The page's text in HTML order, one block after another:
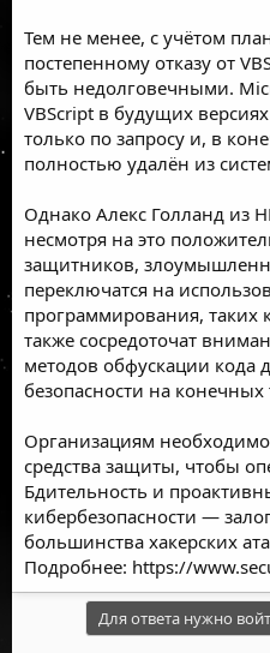
Тем не менее, с учётом
постепенному отказу от
быть недолговечными.
VBScript в будущих
только по запросу и, в
полностью удалён из
Однако Алекс Голланд из
несмотря на это
защитников,
переключатся на
программирования, таких
также сосредоточат
методов обфускации кода
безопасности на конечных
Организациям
средства защиты, чтобы
Бдительность и
кибербезопасности —
большинства хакерских
Подробнее: https://
Для ответа нужно